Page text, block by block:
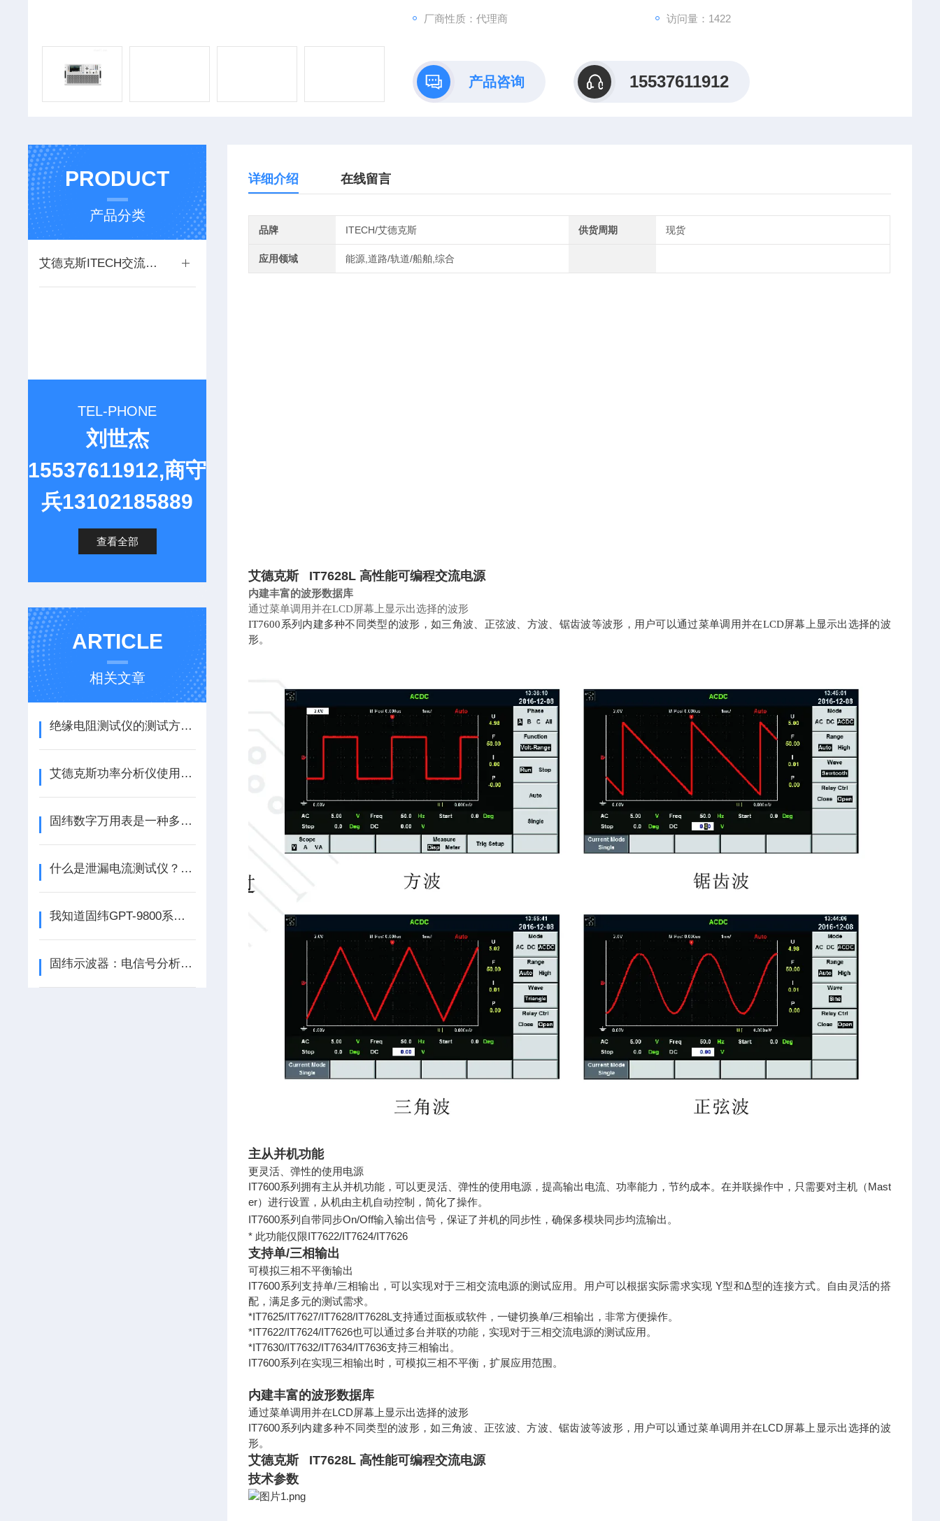
厂商性质：代理商 访问量：1422
产品咨询 15537611912
PRODUCT
产品分类
艾德克斯ITECH交流电源
TEL-PHONE
刘世杰
15537611912,商守
兵13102185889
查看全部
ARTICLE
相关文章
绝缘电阻测试仪的测试方法是什么？
艾德克斯功率分析仪使用方法
固纬数字万用表是一种多用途电子测量仪器
什么是泄漏电流测试仪？分为哪几种测试？
我知道固纬GPT-9800系列安规测试仪的知识点
固纬示波器：电信号分析的精准观测利器
详细介绍 在线留言
品牌 ITECH/艾德克斯 供货周期 现货
应用领域 能源,道路/轨道/船舶,综合
艾德克斯 IT7628L 高性能可编程交流电源
内建丰富的波形数据库
通过菜单调用并在LCD屏幕上显示出选择的波形
IT7600系列内建多种不同类型的波形，如三角波、正弦波、方波、锯齿波等波形，用户可以通过菜单调用并在LCD屏幕上显示出选择的波
形。
主从并机功能
更灵活、弹性的使用电源
IT7600系列拥有主从并机功能，可以更灵活、弹性的使用电源，提高输出电流、功率能力，节约成本。在并联操作中，只需要对主机（Mast
er）进行设置，从机由主机自动控制，简化了操作。
IT7600系列自带同步On/Off输入输出信号，保证了并机的同步性，确保多模块同步均流输出。
* 此功能仅限IT7622/IT7624/IT7626
支持单/三相输出
可模拟三相不平衡输出
IT7600系列支持单/三相输出，可以实现对于三相交流电源的测试应用。用户可以根据实际需求实现 Y型和Δ型的连接方式。自由灵活的搭
配，满足多元的测试需求。
*IT7625/IT7627/IT7628/IT7628L支持通过面板或软件，一键切换单/三相输出，非常方便操作。
*IT7622/IT7624/IT7626也可以通过多台并联的功能，实现对于三相交流电源的测试应用。
*IT7630/IT7632/IT7634/IT7636支持三相输出。
IT7600系列在实现三相输出时，可模拟三相不平衡，扩展应用范围。
内建丰富的波形数据库
通过菜单调用并在LCD屏幕上显示出选择的波形
IT7600系列内建多种不同类型的波形，如三角波、正弦波、方波、锯齿波等波形，用户可以通过菜单调用并在LCD屏幕上显示出选择的波
形。
艾德克斯 IT7628L 高性能可编程交流电源
技术参数